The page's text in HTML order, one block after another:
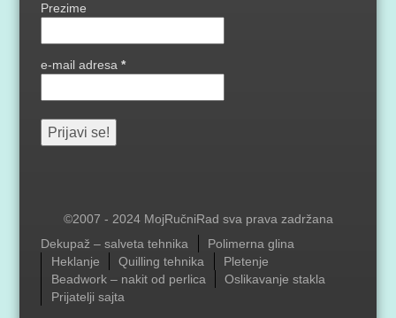
Prezime
e-mail adresa*
©2007 - 2024 MojRučniRad sva prava zadržana
Menu
Dekupaž – salveta tehnika
Polimerna glina
Heklanje
Quilling tehnika
Pletenje
Beadwork – nakit od perlica
Oslikavanje stakla
Prijatelji sajta